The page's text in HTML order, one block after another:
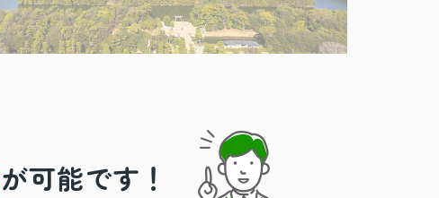
が可能です！